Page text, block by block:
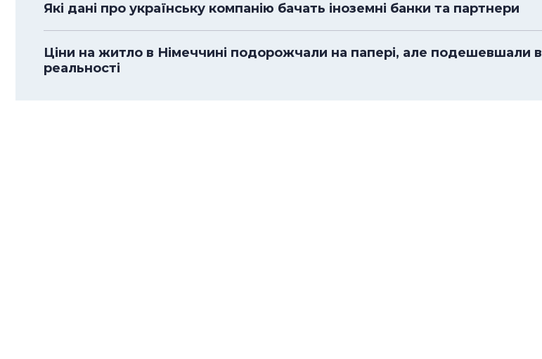
Які дані про українську компанію бачать іноземні банки та партнери
Ціни на житло в Німеччині подорожчали на папері, але подешевшали в
реальності